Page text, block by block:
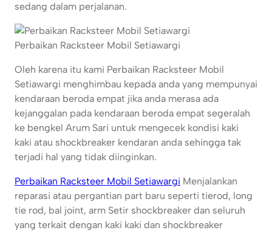
sedang dalam perjalanan.
Perbaikan Racksteer Mobil Setiawargi
Oleh karena itu kami Perbaikan Racksteer Mobil
Setiawargi menghimbau kepada anda yang mempunyai
kendaraan beroda empat jika anda merasa ada
kejanggalan pada kendaraan beroda empat segeralah
ke bengkel Arum Sari untuk mengecek kondisi kaki
kaki atau shockbreaker kendaran anda sehingga tak
terjadi hal yang tidak diinginkan.
Perbaikan Racksteer Mobil Setiawargi Menjalankan
reparasi atau pergantian part baru seperti tierod, long
tie rod, bal joint, arm Setir shockbreaker dan seluruh
yang terkait dengan kaki kaki dan shockbreaker